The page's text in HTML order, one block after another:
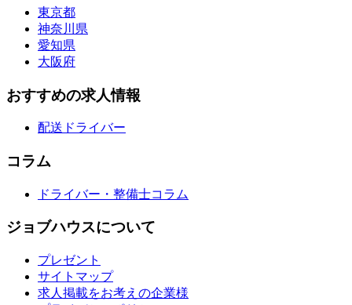
東京都
神奈川県
愛知県
大阪府
おすすめの求人情報
配送ドライバー
コラム
ドライバー・整備士コラム
ジョブハウスについて
プレゼント
サイトマップ
求人掲載をお考えの企業様